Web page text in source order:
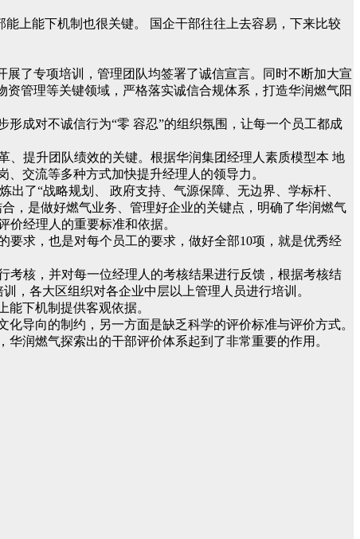
上能下机制也很关键。 国企干部往往上去容易，下来比较
了专项培训，管理团队均签署了诚信宣言。同时不断加大宣
管理等关键领域，严格落实诚信合规体系，打造华润燃气阳
成对不诚信行为“零 容忍”的组织氛围，让每一个员工都成
、提升团队绩效的关键。根据华润集团经理人素质模型本 地
交流等多种方式加快提升经理人的领导力。
了“战略规划、 政府支持、气源保障、无边界、学标杆、
，是做好燃气业务、管理好企业的关键点，明确了华润燃气
经理人的重要标准和依据。
要求，也是对每个员工的要求，做好全部10项，就是优秀经
考核，并对每一位经理人的考核结果进行反馈，根据考核结
，各大区组织对各企业中层以上管理人员进行培训。
下机制提供客观依据。
导向的制约，另一方面是缺乏科学的评价标准与评价方式。
润燃气探索出的干部评价体系起到了非常重要的作用。